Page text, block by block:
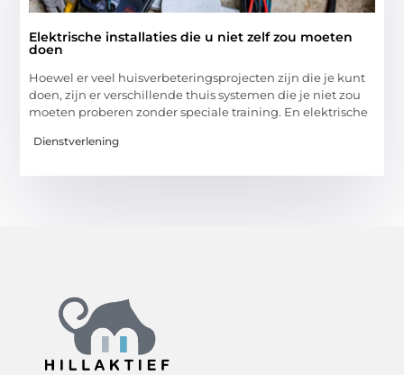
Elektrische installaties die u niet zelf zou moeten
doen
Hoewel er veel huisverbeteringsprojecten zijn die je kunt
doen, zijn er verschillende thuis systemen die je niet zou
moeten proberen zonder speciale training. En elektrische
Dienstverlening